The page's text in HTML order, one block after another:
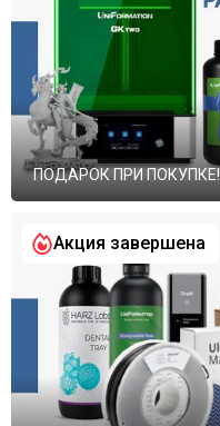
ПОДАРОК ПРИ ПОКУПКЕ!
Акция завершена